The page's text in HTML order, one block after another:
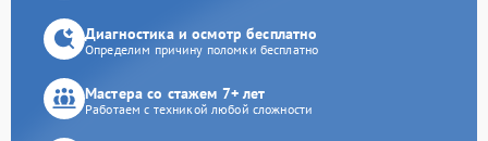
Диагностика и осмотр бесплатно
Определим причину поломки бесплатно
Мастера со стажем 7+ лет
Работаем с техникой любой сложности